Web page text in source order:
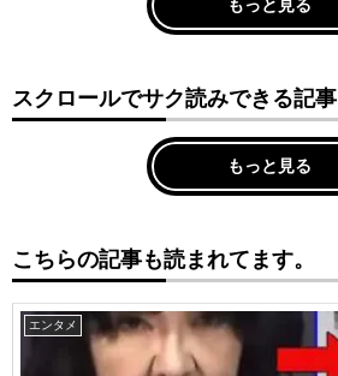
もっと見る
スクロールでサク読みできる記事
もっと見る
こちらの記事も読まれてます。
エンタメ